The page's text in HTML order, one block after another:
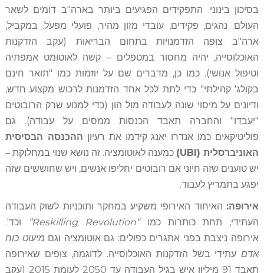
בסיכון בינוני. התפקידים הפגיעים ביותר בארה"ב דומים לשאר
העולם: נהגים, פקידים, עובדי מזון מהיר, פועלי מפעל. במקביל,
ארה"ב צופה הזדמנויות בתחום הבריאות (עקב הזדקנות
האוכלוסייה, יהיה מחסור במטפלים – קשה לאוטומט אמפתיה
וטיפול אנושי). כמו כן, מדברים שם על יוזמות כמו "תואר חינם
בקולג' קהילתי" כדי לתת לכל אחד הזדמנות לרכוש מקצוע חדש,
ודיונים על מיסוי שונה לעבודה מול הון (כדי למנוע שרק הרובוטים
"יעבדו" והחברה תאבד הכנסות ממסים על עבודה). גם
פוליטיקאים כמו אנדרו יאנג קידמו את רעיון ההכנסה הבסיסית
האוניברסלית (UBI)
כמענה לאוטומציה. זה נושא שנוי במחלוקת –
יש טוענים שזה חיוני אם רובוטים יחליפו אנשים, ויש שחוששים שזה
יפגע בתמריץ לעבוד.
אירופה: האיחוד האירופי משקיע במחקר ותוכניות לשוק העבודה
העתידי, תחת כותרות כמו“Reskilling Revolution”
וכד'.
אירופה ניצבת בפני אתגרים כפולים: גם אוטומציה וגם מיעוט כוח
אדםעתידי בשל הזדקנות האוכלוסייה. לדוגמה, צופים שאירופה
תאבד 91 מיליון איש בגיל העבודה עד 2050 לעומת 2015 (עקב